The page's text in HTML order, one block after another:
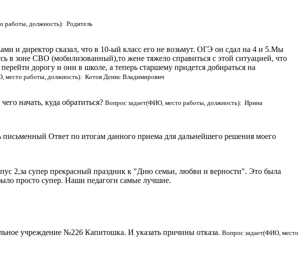
работы, должность): Родитель
и директор сказал, что в 10-ый класс его не возьмут. ОГЭ он сдал на 4 и 5.Мы
в зоне СВО (мобилизованный),то жене тяжело справиться с этой ситуацией, что
дорогу и они в школе, а теперь старшему придется добираться на
место работы, должность): Котов Денис Владимирович
начать, куда обратиться? Вопрос задает(ФИО, место работы, должность): Ирина
Ответ по итогам данного приема для дальнейшего решения моего
2,за супер прекрасный праздник к "Дню семьи, любви и верности". Это была
просто супер. Наши педагоги самые лучшие.
учреждение №226 Капитошка. И указать причины отказа. Вопрос задает(ФИО, место